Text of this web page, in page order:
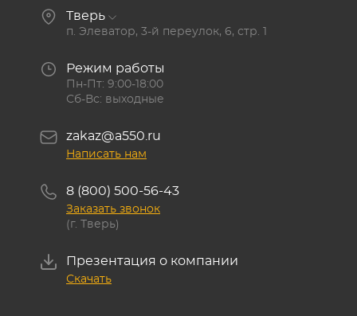
Тверь
п. Элеватор, 3-й переулок, 6, стр. 1
Режим работы
Пн-Пт: 9:00-18:00
Сб-Вс: выходные
zakaz@a550.ru
Написать нам
8 (800) 500-56-43
Заказать звонок
(г. Тверь)
Презентация о компании
Скачать